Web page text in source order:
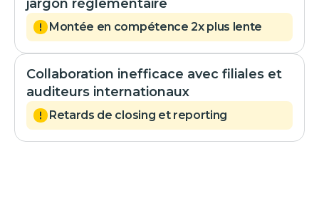
jargon réglementaire
Montée en compétence 2x plus lente
Collaboration inefficace avec filiales et
auditeurs internationaux
Retards de closing et reporting